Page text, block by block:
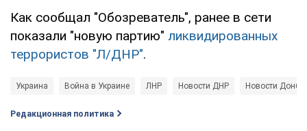
Как сообщал "Обозреватель", ранее в сети
показали "новую партию" ликвидированных
террористов "Л/ДНР".
Украина Война в Украине ЛНР Новости ДНР Новости
Редакционная политика